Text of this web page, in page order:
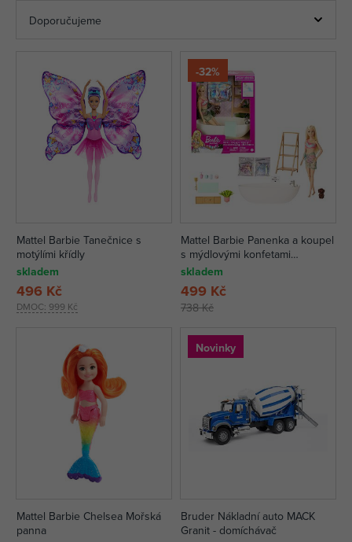
Mattel Barbie Tanečnice s
motýlími křídly
skladem
DMOC: 999 Kč
496 Kč
-32%
Mattel Barbie Panenka a koupel
s mýdlovými konfetami
Blondýnka
skladem
738 Kč
499 Kč
Mattel Barbie Chelsea Mořská
panna
Novinky
Bruder Nákladní auto MACK
Granit - domíchávač